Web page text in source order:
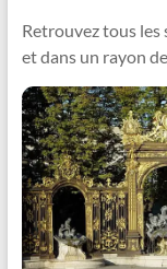
Retrouvez tous les
et dans un rayon